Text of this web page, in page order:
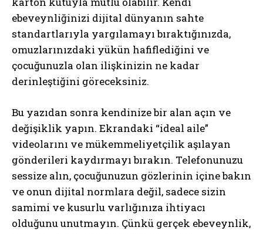
ebeveynliğinizi dijital dünyanın sahte
standartlarıyla yargılamayı bıraktığınızda,
omuzlarınızdaki yükün hafiflediğini ve
çocuğunuzla olan ilişkinizin ne kadar
derinleştiğini göreceksiniz.
Bu yazıdan sonra kendinize bir alan açın ve
değişiklik yapın. Ekrandaki “ideal aile”
videolarını ve mükemmeliyetçilik aşılayan
gönderileri kaydırmayı bırakın. Telefonunuzu
sessize alın, çocuğunuzun gözlerinin içine bakın
ve onun dijital normlara değil, sadece sizin
samimi ve kusurlu varlığınıza ihtiyacı
olduğunu unutmayın. Çünkü gerçek ebeveynlik,